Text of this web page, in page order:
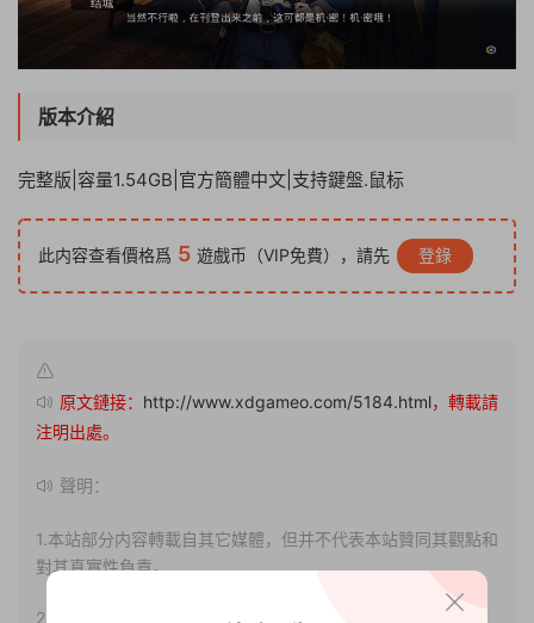
版本介紹
完整版|容量1.54GB|官方簡體中文|支持鍵盤.鼠标
此内容查看價格爲 5 遊戲币（VIP免費），請先 登錄
原文鏈接： http://www.xdgameo.com/5184.html，轉載請
注明出處。
聲明：
1.本站部分内容轉載自其它媒體，但并不代表本站贊同其觀點和
對其真實性負責。
2.若您需要商業運營或用于其他商業活動，請您購買正版授權